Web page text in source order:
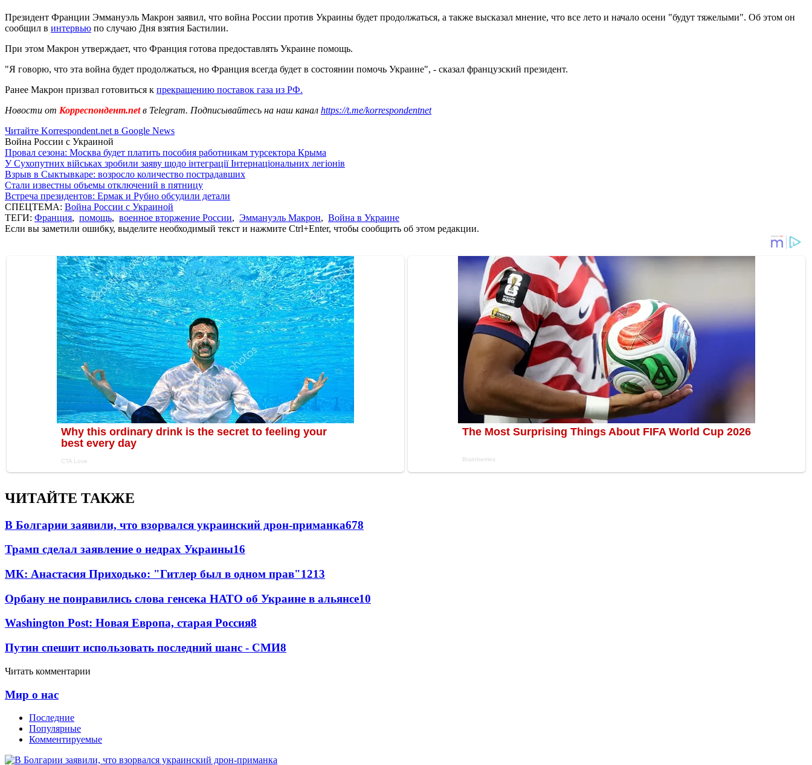
Президент Франции Эммануэль Макрон заявил, что война России против Украины будет продолжаться, а также высказал мнение, что все лето и начало осени "будут тяжелыми". Об этом он
сообщил в интервью по случаю Дня взятия Бастилии.
При этом Макрон утверждает, что Франция готова предоставлять Украине помощь.
"Я говорю, что эта война будет продолжаться, но Франция всегда будет в состоянии помочь Украине", - сказал французский президент.
Ранее Макрон призвал готовиться к прекращению поставок газа из РФ.
Новости от Корреспондент.netв Telegram. Подписывайтесь на наш канал https://t.me/korrespondentnet
Читайте Korrespondent.net в Google News
Война России с Украиной
Провал сезона: Москва будет платить пособия работникам турсектора Крыма
У Сухопутних військах зробили заяву щодо інтеграції Інтернаціональних легіонів
Взрыв в Сыктывкаре: возросло количество пострадавших
Стали известны объемы отключений в пятницу
Встреча президентов: Ермак и Рубио обсудили детали
СПЕЦТЕМА: Война России с Украиной
ТЕГИ: Франция, помощь, военное вторжение России, Эммануэль Макрон, Война в Украине
Если вы заметили ошибку, выделите необходимый текст и нажмите Ctrl+Enter, чтобы сообщить об этом редакции.
ЧИТАЙТЕ ТАКЖЕ
В Болгарии заявили, что взорвался украинский дрон-приманка678
Трамп сделал заявление о недрах Украины16
МК: Анастасия Приходько: "Гитлер был в одном прав"1213
Орбану не понравились слова генсека НАТО об Украине в альянсе10
Washington Post: Новая Европа, старая Россия8
Путин спешит использовать последний шанс - СМИ8
Читать комментарии
Мир о нас
Последние
Популярные
Комментируемые